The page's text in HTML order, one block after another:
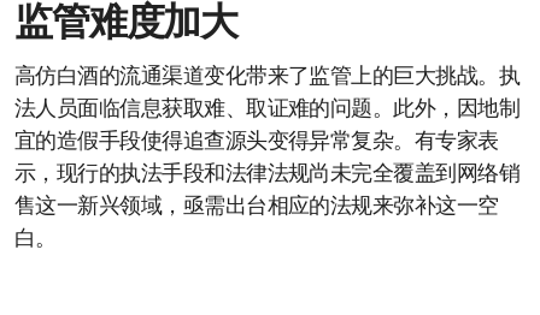
监管难度加大
高仿白酒的流通渠道变化带来了监管上的巨大挑战。执
法人员面临信息获取难、取证难的问题。此外，因地制
宜的造假手段使得追查源头变得异常复杂。有专家表
示，现行的执法手段和法律法规尚未完全覆盖到网络销
售这一新兴领域，亟需出台相应的法规来弥补这一空
白。